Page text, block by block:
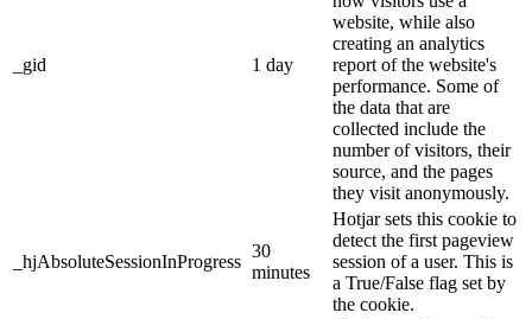
_gid 1 day
website, while also
creating an analytics
report of the website's
performance. Some of
the data that are
collected include the
number of visitors, their
source, and the pages
they visit anonymously.
_hjAbsoluteSessionInProgress
30
minutes
Hotjar sets this cookie to
detect the first pageview
session of a user. This is
a True/False flag set by
the cookie.